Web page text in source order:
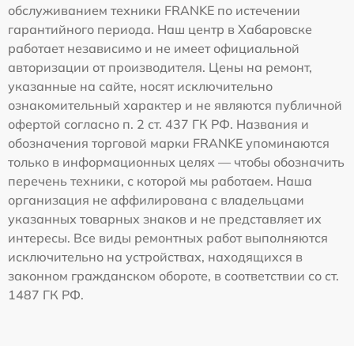
обслуживанием техники FRANKE по истечении
гарантийного периода. Наш центр в Хабаровске
работает независимо и не имеет официальной
авторизации от производителя. Цены на ремонт,
указанные на сайте, носят исключительно
ознакомительный характер и не являются публичной
офертой согласно п. 2 ст. 437 ГК РФ. Названия и
обозначения торговой марки FRANKE упоминаются
только в информационных целях — чтобы обозначить
перечень техники, с которой мы работаем. Наша
организация не аффилирована с владельцами
указанных товарных знаков и не представляет их
интересы. Все виды ремонтных работ выполняются
исключительно на устройствах, находящихся в
законном гражданском обороте, в соответствии со ст.
1487 ГК РФ.